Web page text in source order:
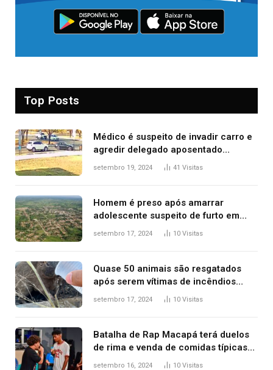
Top Posts
Médico é suspeito de invadir carro e
agredir delegado aposentado
durante confusão no trânsito
setembro 19, 2024 41 Visitas
Homem é preso após amarrar
adolescente suspeito de furto em
estaca de cerca e agredi-lo
setembro 17, 2024 10 Visitas
Quase 50 animais são resgatados
após serem vítimas de incêndios
florestais no Tocantins
setembro 17, 2024 10 Visitas
Batalha de Rap Macapá terá duelos
de rima e venda de comidas típicas
no Mercado Central
setembro 16, 2024 10 Visitas